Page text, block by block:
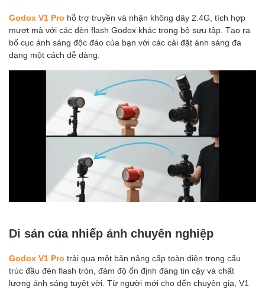
Godox V1 Pro hỗ trợ truyền và nhận không dây 2.4G, tích hợp
mượt mà với các đèn flash Godox khác trong bộ sưu tập. Tạo ra
bố cục ánh sáng độc đáo của bạn với các cài đặt ánh sáng đa
dạng một cách dễ dàng.
Di sản của nhiếp ảnh chuyên nghiệp
Godox V1 Pro trải qua một bản nâng cấp toàn diện trong cấu
trúc đầu đèn flash tròn, đảm độ ổn định đáng tin cậy và chất
lượng ánh sáng tuyệt vời. Từ người mới cho đến chuyên gia, V1